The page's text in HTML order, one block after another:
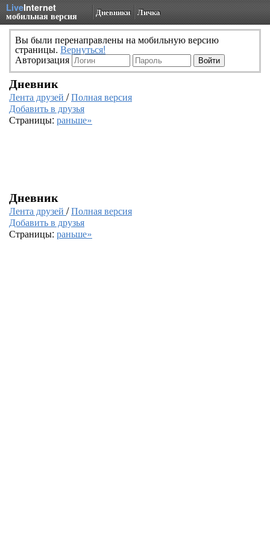
LiveInternet
мобильная версия Дневники Личка
Вы были перенаправлены на мобильную версию
страницы. Вернуться!
Авторизация
Дневник
Лента друзей /Полная версия
Добавить в друзья
Страницы: раньше»
Дневник
Лента друзей /Полная версия
Добавить в друзья
Страницы: раньше»